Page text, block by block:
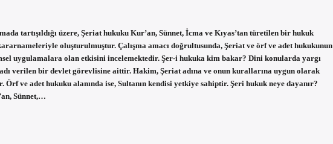
tartışıldığı üzere, Şeriat hukuku Kur’an, Sünnet, İcma ve Kıyas’tan türetilen bir hukuk
oluşturulmuştur. Çalışma amacı doğrultusunda, Şeriat ve örf ve adet hukukunun
uygulamalara olan etkisini incelemektedir. Şer-i hukuka kim bakar? Dini konularda yargı
verilen bir devlet görevlisine aittir. Hakim, Şeriat adına ve onun kurallarına uygun olarak
ve adet hukuku alanında ise, Sultanın kendisi yetkiye sahiptir. Şeri hukuk neye dayanır?
Sünnet,…